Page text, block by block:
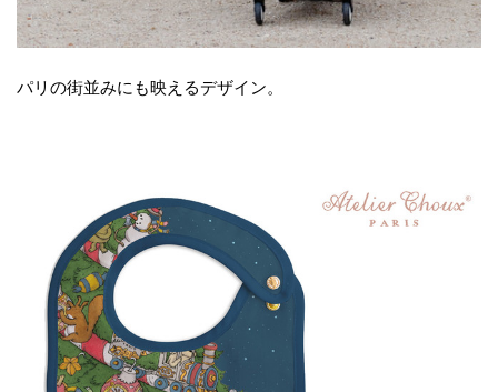
パリの街並みにも映えるデザイン。